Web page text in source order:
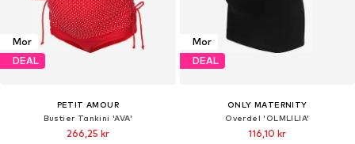
Mor
DEAL
PETIT AMOUR
Bustier Tankini 'AVA'
266,25 kr
Mor
DEAL
ONLY MATERNITY
Overdel 'OLMLILIA'
116,10 kr